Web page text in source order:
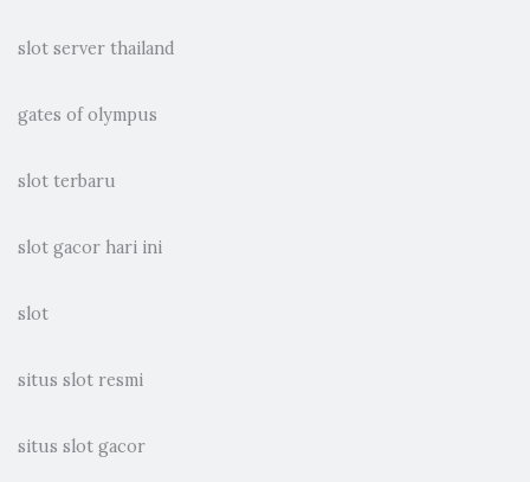
slot server thailand
gates of olympus
slot terbaru
slot gacor hari ini
slot
situs slot resmi
situs slot gacor